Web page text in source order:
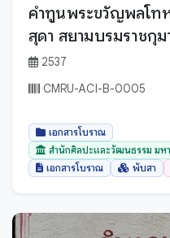
สมุทรสงคราม
สมุทรสาคร
สิงห์บุรี
สุพรรณบุรี
สุราษฎร์ธานี
สุโขทัย
คำทูนพระขวัญพลโท
สุดา สยามบรมราชกุม
2537
CMRU-ACI-B-0005
เอกสารโบราณ
สำนักศิลปะและวัฒนธรรม มหา
เอกสารโบราณ
พับสา